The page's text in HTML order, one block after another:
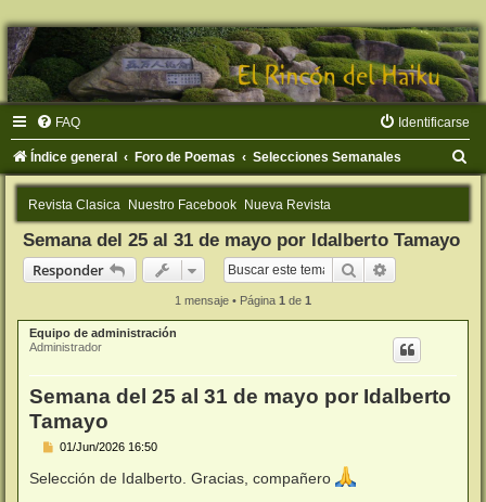
FAQ Identificarse
Índice general Foro de Poemas Selecciones Semanales
u
Revista Clasica Nuestro Facebook Nueva Revista
Semana del 25 al 31 de mayo por Idalberto Tamayo
Responder
Buscar
1 mensaje • Página 1 de 1
Equipo de administración
Administrador
Semana del 25 al 31 de mayo por Idalberto
Tamayo
M
n
s
01/Jun/2026 16:50
Selección de Idalberto. Gracias, compañero